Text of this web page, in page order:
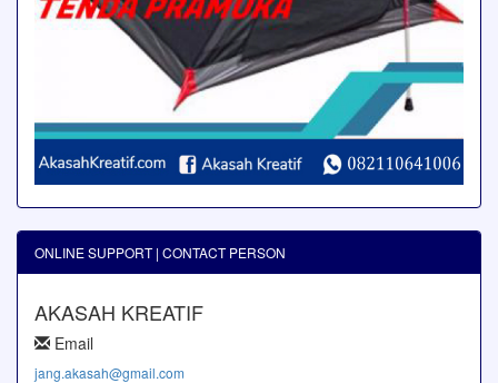
ONLINE SUPPORT | CONTACT PERSON
AKASAH KREATIF
Email
jang.akasah@gmail.com